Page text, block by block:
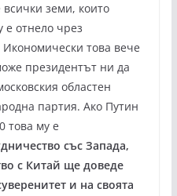
земи, които
е отнело чрез
това вече
президентът ни да
областен
партия. Ако Путин
това му е
със Запада,
с Китай ще доведе
и на своята